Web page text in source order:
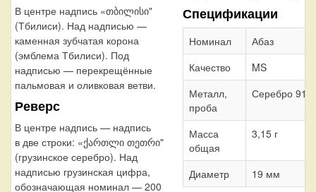
В центре надпись «თბილისი"
(Тбилиси). Над надписью —
каменная зубчатая корона
(эмблема Тбилиси). Под
надписью — перекрещённые
пальмовая и оливковая ветви.
Реверс
В центре надпись — надпись
в две строки: «ქართლი თეთრი"
(грузинское серебро). Над
надписью грузинская цифра,
обозначающая номинал — 200
Спецификации
Номинал
Абаз
Качество
MS
Металл,
проба
Серебро 917
Масса
общая
3,15 г
Диаметр 19 мм